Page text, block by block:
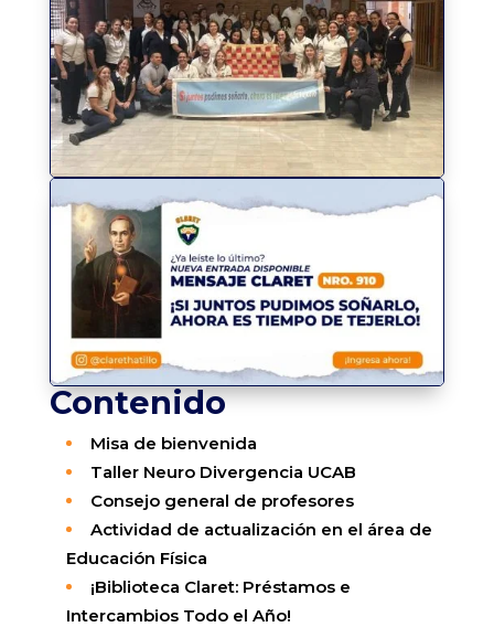
Contenido
Misa de bienvenida
Taller Neuro Divergencia UCAB
Consejo general de profesores
Actividad de actualización en el área de
Educación Física
¡Biblioteca Claret: Préstamos e
Intercambios Todo el Año!